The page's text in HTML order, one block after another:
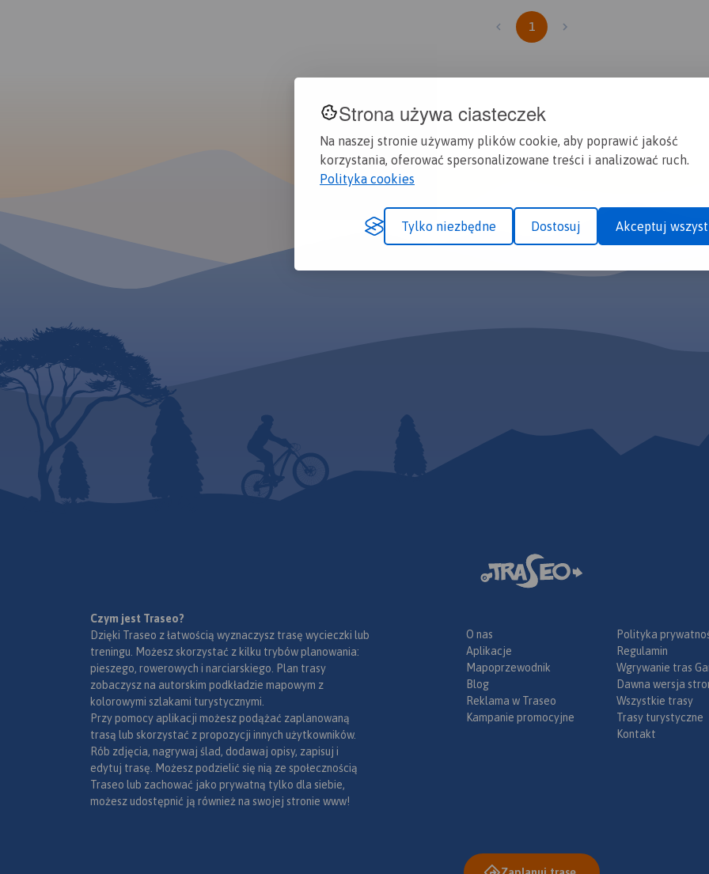
Strona używa ciasteczek
Na naszej stronie używamy plików cookie, aby poprawić jakość
korzystania, oferować spersonalizowane treści i analizować ruch.
Polityka cookies
Tylko niezbędne Dostosuj Akceptuj
1
Czym jest Traseo?
Dzięki Traseo z łatwością wyznaczysz trasę wycieczki lub
treningu. Możesz skorzystać z kilku trybów planowania:
pieszego, rowerowych i narciarskiego. Plan trasy
zobaczysz na autorskim podkładzie mapowym z
kolorowymi szlakami turystycznymi.
Przy pomocy aplikacji możesz podążać zaplanowaną
trasą lub skorzystać z propozycji innych użytkowników.
Rób zdjęcia, nagrywaj ślad, dodawaj opisy, zapisuj i
edytuj trasę. Możesz podzielić się nią ze społecznością
Traseo lub zachować jako prywatną tylko dla siebie,
możesz udostępnić ją również na swojej stronie www!
O nas
Aplikacje
Mapoprzewodnik
Blog
Reklama w Traseo
Kampanie promocyjne
Polityka
Regulamin
Wgrywanie tras
Dawna wersja
Wszystkie trasy
Trasy turystyczne
Kontakt